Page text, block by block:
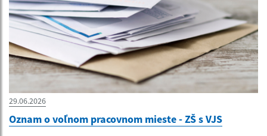
29.06.2026
Oznam o voľnom pracovnom mieste - ZŠ s VJS